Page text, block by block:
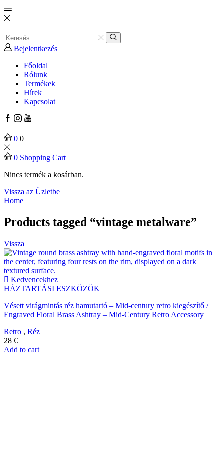
Search
input
Search
Bejelentkezés
Főoldal
Rólunk
Termékek
Hírek
Kapcsolat
Facebook
Instagram
Youtube
0 0
0 Shopping Cart
Nincs termék a kosárban.
Vissza az Üzletbe
Home
Products tagged “vintage metalware”
Vissza
Kedvencekhez
HÁZTARTÁSI ESZKÖZÖK
Vésett virágmintás réz hamutartó – Mid-century retro kiegészítő /
Engraved Floral Brass Ashtray – Mid-Century Retro Accessory
Retro , Réz
28 €
Add to cart